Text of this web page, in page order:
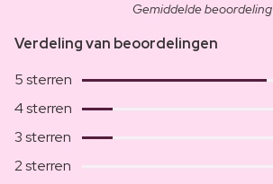
Gemiddelde beoordeling
Verdeling van beoordelingen
5 sterren
4 sterren
3 sterren
2 sterren